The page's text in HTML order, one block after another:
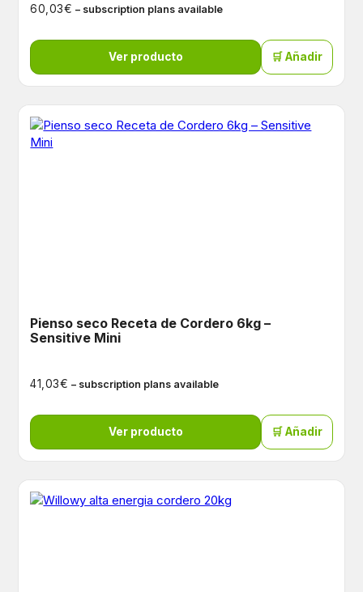
60,03€ – subscription plans available
Ver producto 🛒 Añadir
Pienso seco Receta de Cordero 6kg –
Sensitive Mini
41,03€ – subscription plans available
Ver producto 🛒 Añadir